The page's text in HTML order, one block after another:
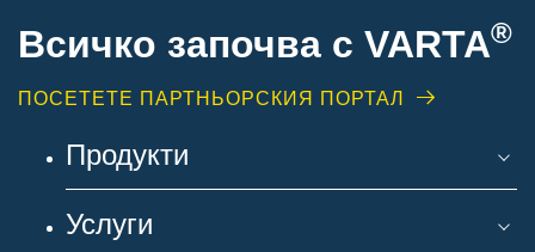
Всичко започва с VARTA®
ПОСЕТЕТЕ ПАРТНЬОРСКИЯ ПОРТАЛ
Продукти
Услуги